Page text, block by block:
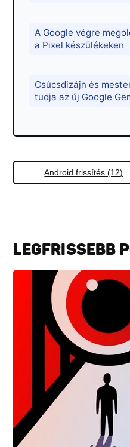
A Google végre
a Pixel készülékeken
Csúcsdizájn és
tudja az új Google
Android frissítés (12)
LEGFRISSEBB